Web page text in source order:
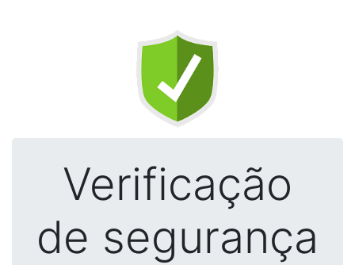
Verificação
de segurança